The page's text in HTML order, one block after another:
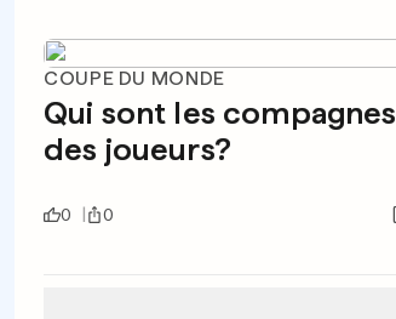
COUPE DU MONDE
Qui sont les compagnes
des joueurs?
0 0